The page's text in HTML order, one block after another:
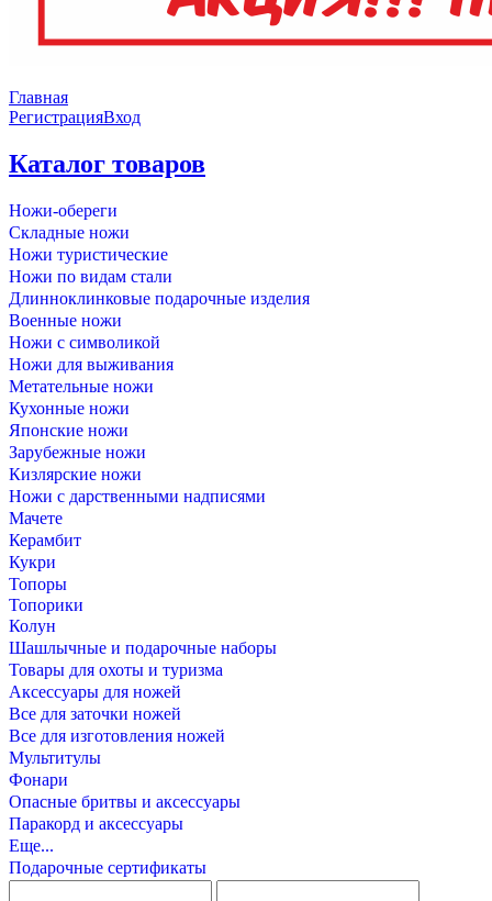
Главная
РегистрацияВход
Каталог товаров
Ножи-обереги
Складные ножи
Ножи туристические
Ножи по видам стали
Длинноклинковые подарочные изделия
Военные ножи
Ножи с символикой
Ножи для выживания
Метательные ножи
Кухонные ножи
Японские ножи
Зарубежные ножи
Кизлярские ножи
Ножи с дарственными надписями
Мачете
Керамбит
Кукри
Топоры
Топорики
Колун
Шашлычные и подарочные наборы
Товары для охоты и туризма
Аксессуары для ножей
Все для заточки ножей
Все для изготовления ножей
Мультитулы
Фонари
Опасные бритвы и аксессуары
Паракорд и аксессуары
Еще...
Подарочные сертификаты